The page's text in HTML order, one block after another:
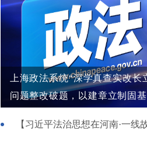
上海政法系统“深学真查实改长
问题整改破题，以建章立制固